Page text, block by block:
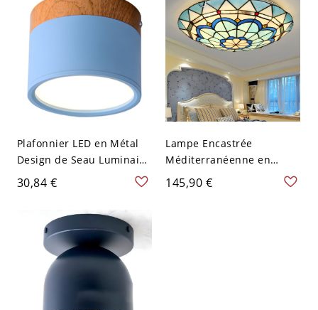
Plafonnier LED en Métal
Design de Seau Luminaire
Affleurant Style Macaron
Décor en Bois - Bleu 110
30,84 €
Lampe Encastrée
Méditerranéenne en
Forme de Dôme en Vitrail
à 2/3/4 Lumières
145,90 €